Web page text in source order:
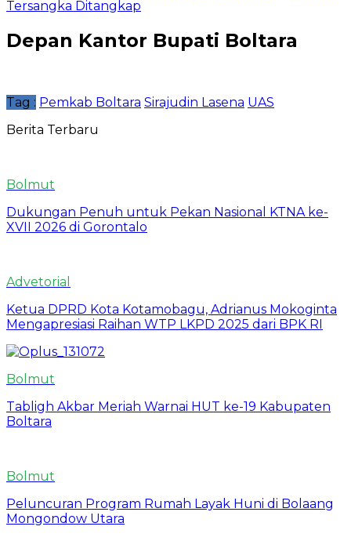
Tersangka Ditangkap
Depan Kantor Bupati Boltara
Tag : Pemkab Boltara Sirajudin Lasena UAS
Berita Terbaru
Bolmut
Dukungan Penuh untuk Pekan Nasional KTNA ke-
XVII 2026 di Gorontalo
Advetorial
Ketua DPRD Kota Kotamobagu, Adrianus Mokoginta
Mengapresiasi Raihan WTP LKPD 2025 dari BPK RI
Bolmut
Tabligh Akbar Meriah Warnai HUT ke-19 Kabupaten
Boltara
Bolmut
Peluncuran Program Rumah Layak Huni di Bolaang
Mongondow Utara